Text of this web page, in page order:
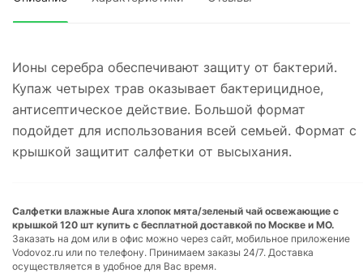
Ионы серебра обеспечивают защиту от бактерий.
Купаж четырех трав оказывает бактерицидное,
антисептическое действие. Большой формат
подойдет для использования всей семьей. Формат с
крышкой защитит салфетки от высыхания.
Салфетки влажные Aura хлопок мята/зеленый чай освежающие с
крышкой 120 шт купить с бесплатной доставкой по Москве и МО.
Заказать на дом или в офис можно через сайт, мобильное приложение
Vodovoz.ru или по телефону. Принимаем заказы 24/7. Доставка
осуществляется в удобное для Вас время.